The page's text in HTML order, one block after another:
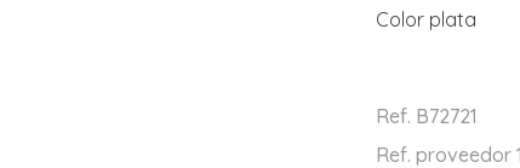
Color plata
Ref. B72721
Ref. proveedor